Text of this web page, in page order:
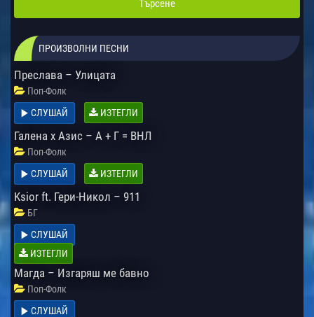
ПРОИЗВОЛНИ ПЕСНИ
Преслава – Улицата
Поп-Фолк
СЛУШАЙ
ИЗТЕГЛИ
Галена x Азис – А + Г = ВНЛ
Поп-Фолк
СЛУШАЙ
ИЗТЕГЛИ
Ksior ft. Гери-Никол – 911
БГ
СЛУШАЙ
ИЗТЕГЛИ
Магда – Изгаряш ме бавно
Поп-Фолк
СЛУШАЙ